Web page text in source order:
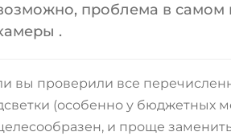
проблема в самом
.
вы проверили все
(особенно у бюджетных
и проще